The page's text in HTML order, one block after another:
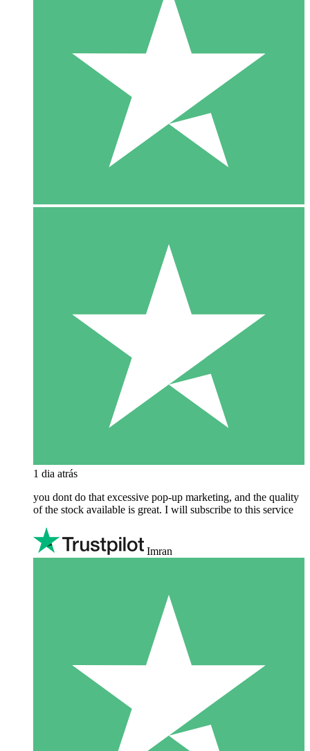
1 dia atrás
you dont do that excessive pop-up marketing, and the quality
of the stock available is great. I will subscribe to this service
Imran